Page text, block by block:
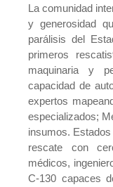
La comunidad
y generosidad
parálisis del
primeros
maquinaria y
capacidad de
expertos
especializados;
insumos.
rescate con
médicos,
C-130 capaces